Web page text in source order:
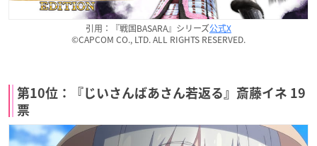
引用：『戦国BASARA』シリーズ公式X
©CAPCOM CO., LTD. ALL RIGHTS RESERVED.
第10位：『じいさんばあさん若返る』斎藤イネ 19
票